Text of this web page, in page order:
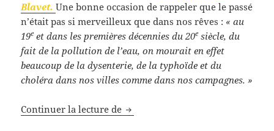
Blavet.Une bonne occasion de rappeler que le passé
n’était pas si merveilleux que dans nos rêves : « au
19e et dans les premières décennies du 20e siècle, du
fait de la pollution de l’eau, on mourait en effet
beaucoup de la dysenterie, de la typhoïde et du
choléra dans nos villes comme dans nos campagnes. »
Continuer la lecture de Ruisseaux, rivières, s’y baigner?